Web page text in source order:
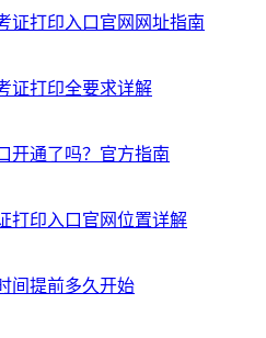
证打印入口官网网址指南
证打印全要求详解
开通了吗？官方指南
打印入口官网位置详解
间提前多久开始